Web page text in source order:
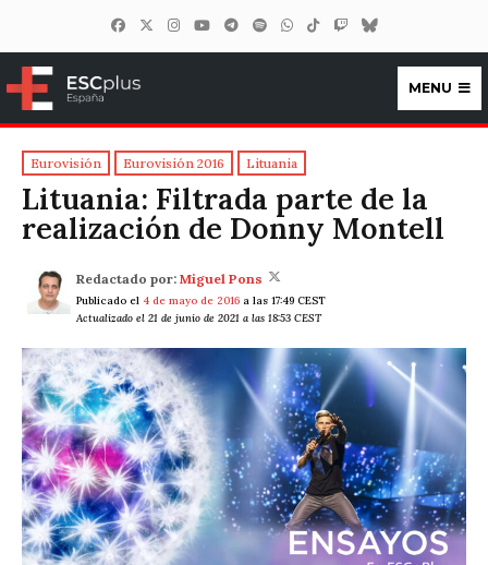
ESCplus España
MENU
Eurovisión Eurovisión 2016 Lituania
Lituania: Filtrada parte de la
realización de Donny Montell
Redactado por: Miguel Pons
Publicado el 4 de mayo de 2016 a las 17:49 CEST
Actualizado el 21 de junio de 2021 a las 18:53 CEST